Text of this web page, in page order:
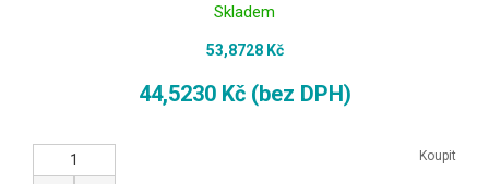
Skladem
53,8728 Kč
44,5230 Kč (bez DPH)
Koupit